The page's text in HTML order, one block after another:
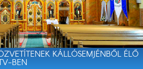
KÁLLÓSEMJÉNBŐL ÉLŐ
BEN